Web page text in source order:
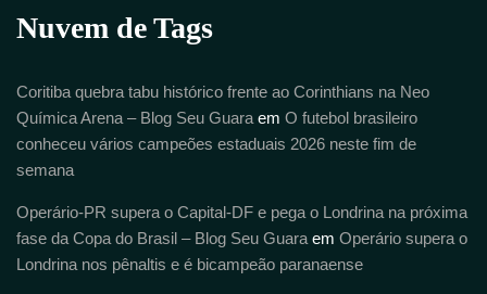
Nuvem de Tags
Coritiba quebra tabu histórico frente ao Corinthians na Neo
Química Arena – Blog Seu Guara em O futebol brasileiro
conheceu vários campeões estaduais 2026 neste fim de
semana
Operário-PR supera o Capital-DF e pega o Londrina na próxima
fase da Copa do Brasil – Blog Seu Guara em Operário supera o
Londrina nos pênaltis e é bicampeão paranaense